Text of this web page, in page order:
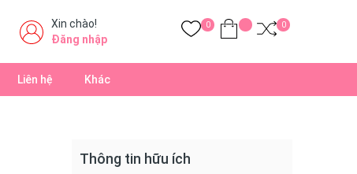
Xin chào!
Đăng nhập
0 0
Liên hệ Khác
Thông tin hữu ích